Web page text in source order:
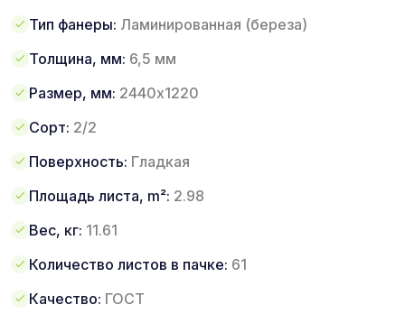
Тип фанеры: Ламинированная (береза)
Толщина, мм: 6,5 мм
Размер, мм: 2440х1220
Сорт: 2/2
Поверхность: Гладкая
Площадь листа, m²: 2.98
Вес, кг: 11.61
Количество листов в пачке: 61
Качество: ГОСТ